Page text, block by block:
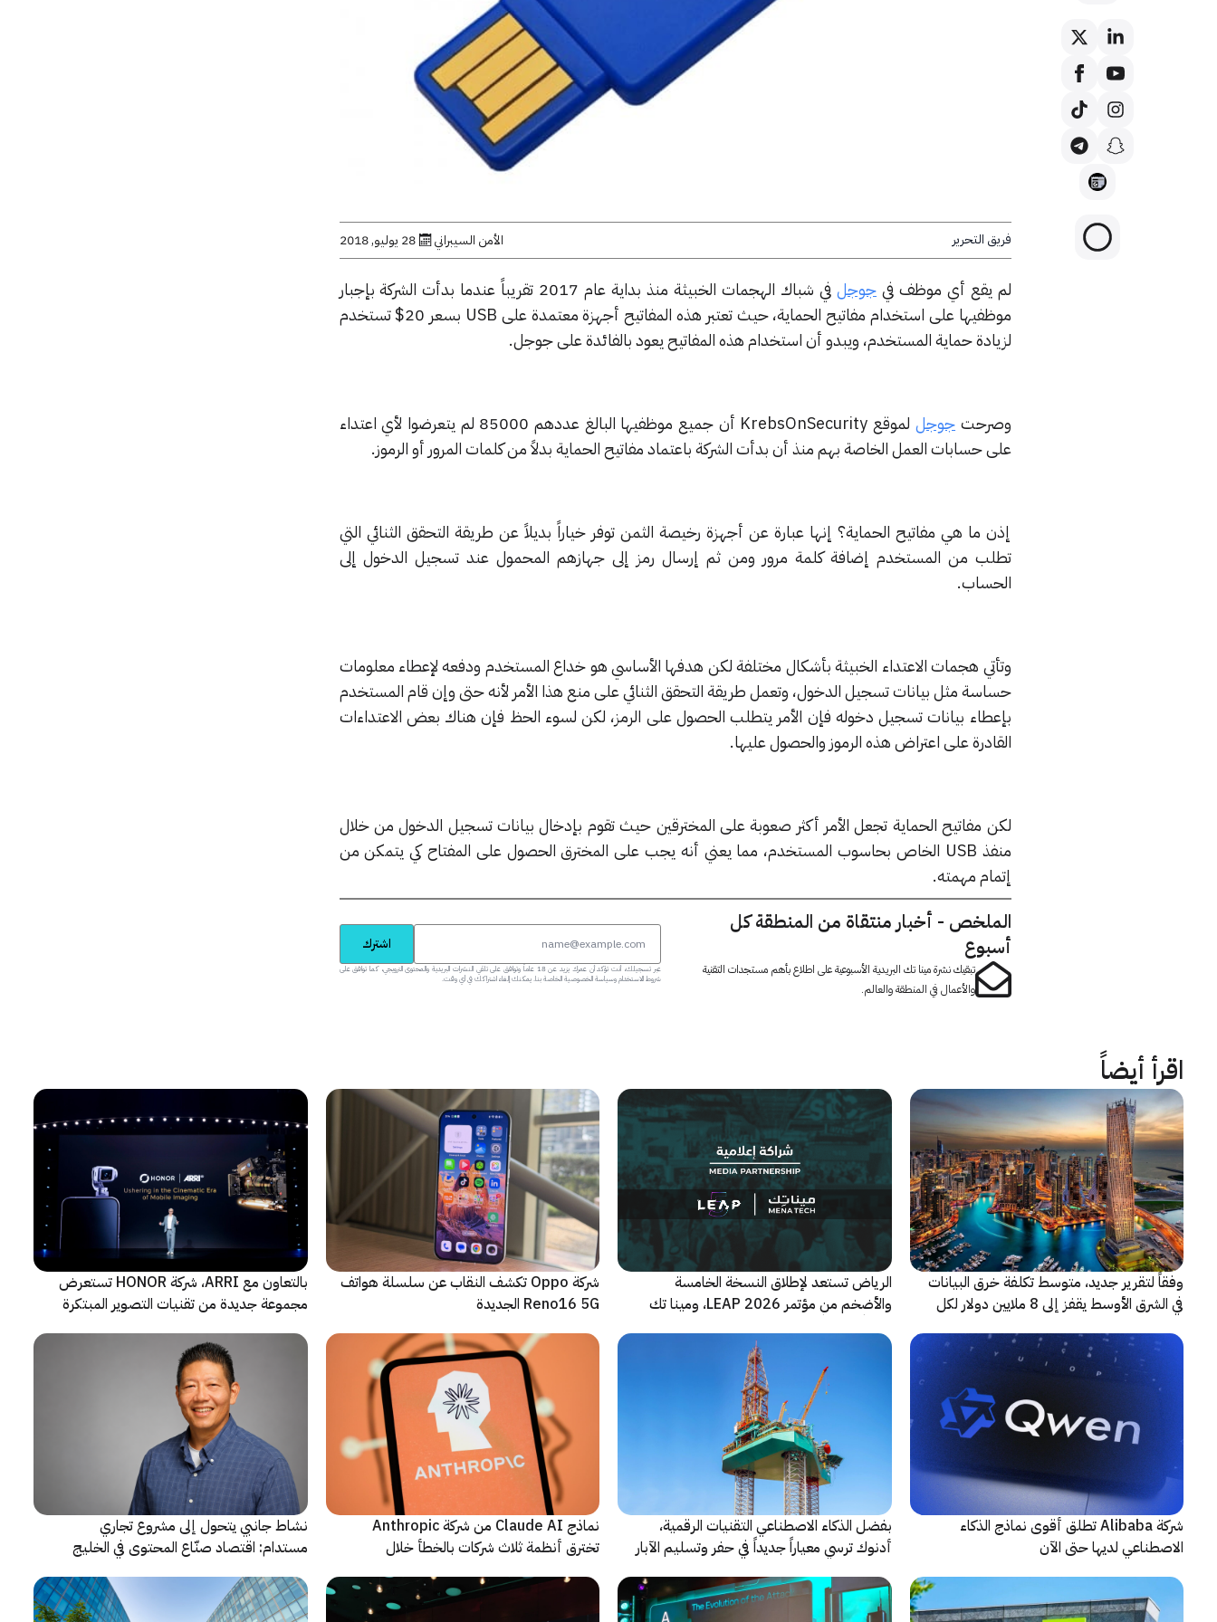
فريق التحرير الأمن السيبراني 28 يوليو, 2018
لم يقع أي موظف في جوجل
في شباك الهجمات الخبيثة منذ بداية عام 2017 تقريباً عندما بدأت الشركة بإجبار
موظفيها على استخدام مفاتيح الحماية، حيث تعتبر هذه المفاتيح أجهزة معتمدة على USB بسعر 20$ تستخدم
لزيادة حماية المستخدم، ويبدو أن استخدام هذه المفاتيح يعود بالفائدة على جوجل.
وصرحت جوجل
لموقع KrebsOnSecurity أن جميع موظفيها البالغ عددهم 85000 لم يتعرضوا لأي اعتداء
على حسابات العمل الخاصة بهم منذ أن بدأت الشركة باعتماد مفاتيح الحماية بدلاً من كلمات المرور أو الرموز.
إذن ما هي مفاتيح الحماية؟ إنها عبارة عن أجهزة رخيصة الثمن توفر خياراً بديلاً عن طريقة التحقق الثنائي التي
تطلب من المستخدم إضافة كلمة مرور ومن ثم إرسال رمز إلى جهازهم المحمول عند تسجيل الدخول إلى
الحساب.
وتأتي هجمات الاعتداء الخبيثة بأشكال مختلفة لكن هدفها الأساسي هو خداع المستخدم ودفعه لإعطاء معلومات
حساسة مثل بيانات تسجيل الدخول، وتعمل طريقة التحقق الثنائي على منع هذا الأمر لأنه حتى وإن قام المستخدم
بإعطاء بيانات تسجيل دخوله فإن الأمر يتطلب الحصول على الرمز، لكن لسوء الحظ فإن هناك بعض الاعتداءات
القادرة على اعتراض هذه الرموز والحصول عليها.
لكن مفاتيح الحماية تجعل الأمر أكثر صعوبة على المخترقين حيث تقوم بإدخال بيانات تسجيل الدخول من خلال
منفذ USB الخاص بحاسوب المستخدم، مما يعني أنه يجب على المخترق الحصول على المفتاح كي يتمكن من
إتمام مهمته.
الملخص - أخبار منتقاة من المنطقة كل
أسبوع
تبقيك نشرة مينا تك البريدية الأسبوعية على اطلاع بأهم مستجدات التقنية
والأعمال في المنطقة والعالم.
اشترك
عبر تسجيلك، أنت تؤكد أن عمرك يزيد عن 18 عاماً وتوافق على تلقي النشرات البريدية والمحتوى الترويجي، كما توافق على
شروط الاستخدام وسياسة الخصوصية الخاصة بنا. يمكنك إلغاء اشتراكك في أي وقت.
اقرأ أيضاً
وفقاً لتقرير جديد، متوسط تكلفة خرق البيانات
في الشرق الأوسط يقفز إلى 8 ملايين دولار لكل
الرياض تستعد لإطلاق النسخة الخامسة
والأضخم من مؤتمر LEAP 2026، ومينا تك
شركة Oppo تكشف النقاب عن سلسلة هواتف
Reno16 5G الجديدة
بالتعاون مع ARRI، شركة HONOR تستعرض
مجموعة جديدة من تقنيات التصوير المبتكرة
شركة Alibaba تطلق أقوى نماذج الذكاء
الاصطناعي لديها حتى الآن
بفضل الذكاء الاصطناعي التقنيات الرقمية،
أدنوك ترسي معياراً جديداً في حفر وتسليم الآبار
نماذج Claude AI من شركة Anthropic
تخترق أنظمة ثلاث شركات بالخطأ خلال
نشاط جانبي يتحول إلى مشروع تجاري
مستدام: اقتصاد صنّاع المحتوى في الخليج